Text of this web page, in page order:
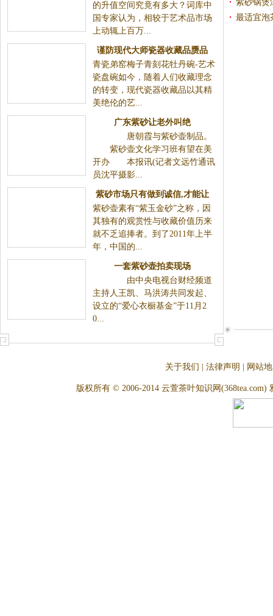
的升值空间究竟有多大？词库中
国专家认为，相较于艺术品市场
上动辄上百万...
谨防现代大师瓷器收藏品赝品
，收藏需谨慎
青瓷弟窑梅子青刻花牡丹碗-艺术
瓷盘碗如今，随着人们收藏理念
的转变，现代瓷器收藏品以其精
美绝伦的艺...
广东紫砂让老外叫绝
唐朝霞与紫砂壶制品。
紫砂壶文化学习班有望在美
开办 本报讯(记者文远竹通讯
员沈平摄影...
紫砂市场只有做到诚信,才能让
其成为经久不衰的收藏品
紫砂壶素有“紫玉金砂”之称，因
其独有的观赏性与收藏价值历来
就不乏追捧者。到了2011年上半
年，中国的...
一套紫砂壶拍卖现场
由中央电视台财经频道
主持人王凯、马洪涛共同发起、
设立的“爱心衣橱基金”于11月2
0...
的产品？
紫砂锅煲
最适宜泡
关于我们 法律声明 网站
版权所有 © 2006-2014 云萱茶叶知识网